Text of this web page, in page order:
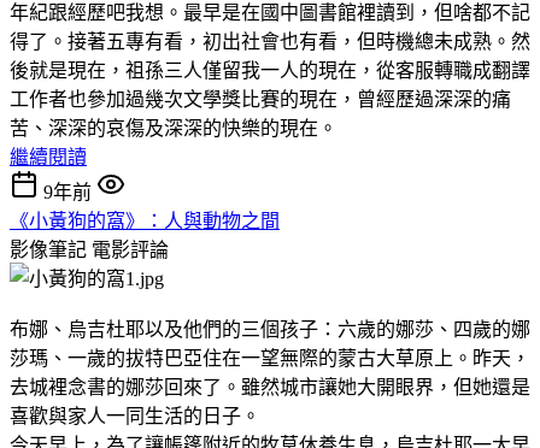
年紀跟經歷吧我想。最早是在國中圖書館裡讀到，但啥都不記
得了。接著五專有看，初出社會也有看，但時機總未成熟。然
後就是現在，祖孫三人僅留我一人的現在，從客服轉職成翻譯
工作者也參加過幾次文學獎比賽的現在，曾經歷過深深的痛
苦、深深的哀傷及深深的快樂的現在。
繼續閱讀
9年前
《小黃狗的窩》：人與動物之間
影像筆記 電影評論
布娜、烏吉杜耶以及他們的三個孩子：六歲的娜莎、四歲的娜
莎瑪、一歲的拔特巴亞住在一望無際的蒙古大草原上。昨天，
去城裡念書的娜莎回來了。雖然城市讓她大開眼界，但她還是
喜歡與家人一同生活的日子。